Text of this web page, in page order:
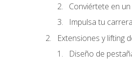
Conviértete en
Impulsa tu
Extensiones y lifting
Diseño de